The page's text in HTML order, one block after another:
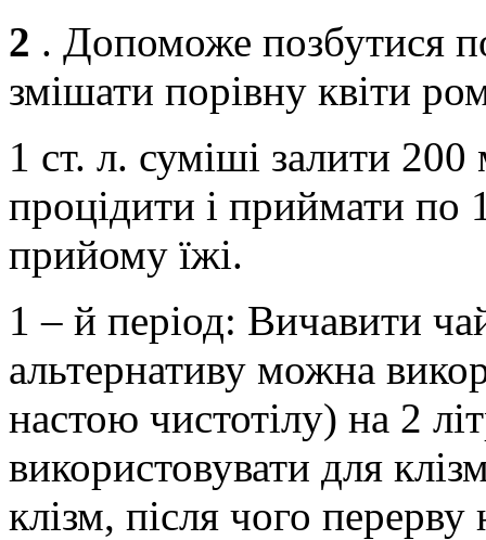
2 . Допоможе позбутися
змішати порівну квіти
1 ст. л. суміші залити
процідити і приймати по
прийому їжі.
1 – й період: Вичавити
альтернативу можна
настою чистотілу) на 2
використовувати для
клізм, після чого перерву